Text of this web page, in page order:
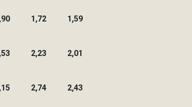
1,72 1,59
2,23 2,01
2,74 2,43